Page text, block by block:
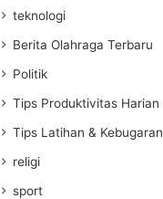
teknologi
Berita Olahraga Terbaru
Politik
Tips Produktivitas Harian
Tips Latihan & Kebugaran
religi
sport